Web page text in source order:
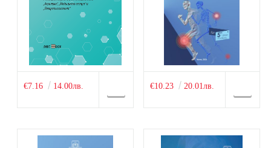
€7.16 14.00лв. €10.23 20.01лв.